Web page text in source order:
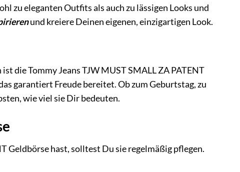
zu eleganten Outfits als auch zu lässigen Looks und
und kreiere Deinen eigenen, einzigartigen Look.
die Tommy Jeans TJW MUST SMALL ZA PATENT
garantiert Freude bereitet. Ob zum Geburtstag, zu
wie viel sie Dir bedeuten.
Geldbörse hast, solltest Du sie regelmäßig pflegen.